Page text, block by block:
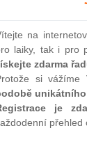
C
na
laiky, tak i pro
zdarma
si vážíme
je
přehled